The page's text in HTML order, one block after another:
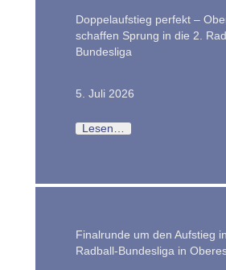
Doppelaufstieg perfekt –
schaffen Sprung in die 2.
Bundesliga
5. Juli 2026
Lesen…
Finalrunde um den Aufstieg
Radball-Bundesliga in